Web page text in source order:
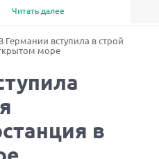
Читать далее
Германии вступила в строй
море
в